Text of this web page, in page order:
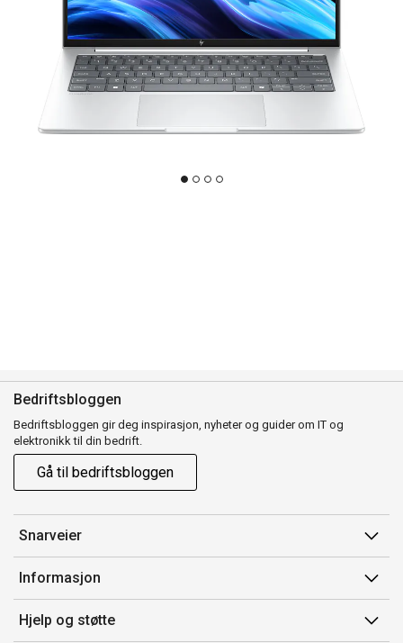
Bedriftsbloggen
Bedriftsbloggen gir deg inspirasjon, nyheter og guider om IT og
elektronikk til din bedrift.
Gå til bedriftsbloggen
Snarveier
Min side
Ordreoversikt
Mine produkter
Informasjon
Salgsbetingelser
Hjelp og støtte